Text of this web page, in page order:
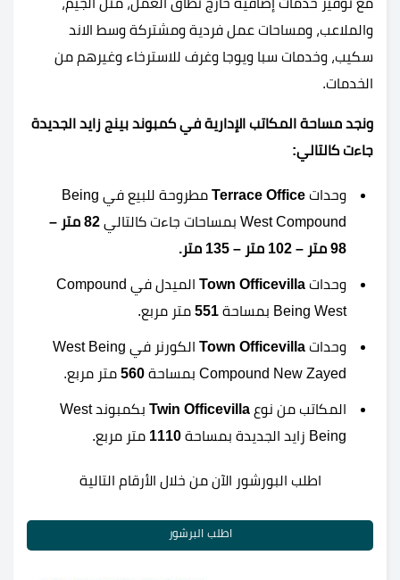
مع توفير خدمات إضافية خارج نطاق العمل، مثل الجيم،
والملاعب، ومساحات عمل فردية ومشتركة وسط الاند
سكيب، وخدمات سبا ويوجا وغرف للاسترخاء وغيرهم من
الخدمات.
ونجد مساحة المكاتب الإدارية في كمبوند بينج زايد الجديدة
جاءت كالتالي:
وحدات
مطروحة للبيع في Being
West Compound بمساحات جاءت كالتالي
82 متر –
98 متر – 102 متر – 135 متر.
وحدات Town Officevilla
الميدل في Compound
Being West بمساحة
551 متر مربع.
وحدات
الكورنر في West Being
Compound New Zayed بمساحة
560 متر مربع.
المكاتب من نوع Twin Officevilla
بكمبوند West
Being زايد الجديدة بمساحة
1110 متر مربع.
اطلب البورشور الآن من خلال الأرقام التالية
اطلب البرشور